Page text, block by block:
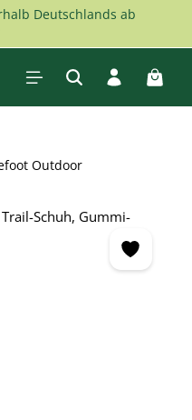
Deutschlands ab
Outdoor